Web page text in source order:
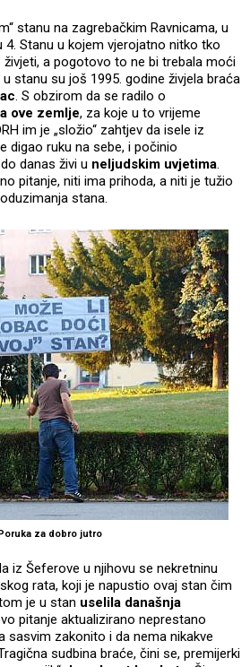
stanu na zagrebačkim Ravnicama, u
4. Stanu u kojem vjerojatno nitko tko
a pogotovo to ne bi trebala moći
u stanu su još 1995. godine živjela braća
. S obzirom da se radilo o
ove zemlje, za koje u to vrijeme
im je „složio“ zahtjev da isele iz
digao ruku na sebe, i počinio
danas živi u neljudskim uvjetima.
pitanje, niti ima prihoda, a niti je tužio
stana.
za dobro jutro
iz Šeferove u njihovu se nekretninu
rata, koji je napustio ovaj stan čim
je u stan uselila današnja
pitanje aktualizirano neprestano
sasvim zakonito i da nema nikakve
sudbina braće, čini se, premijerki